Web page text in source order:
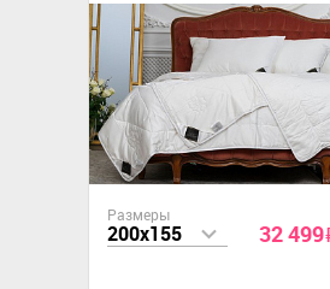
Размеры
200x155 32 499